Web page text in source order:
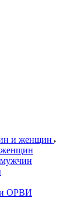
и женщин
женщин
мужчин
и ОРВИ